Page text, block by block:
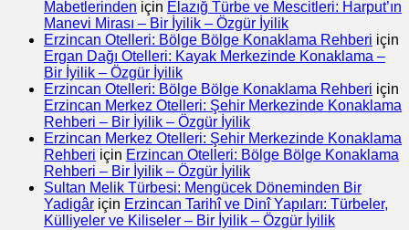
Mabetlerinden için Elazığ Türbe ve Mescitleri: Harput’ın
Manevi Mirası – Bir İyilik – Özgür İyilik
Erzincan Otelleri: Bölge Bölge Konaklama Rehberi için
Ergan Dağı Otelleri: Kayak Merkezinde Konaklama –
Bir İyilik – Özgür İyilik
Erzincan Otelleri: Bölge Bölge Konaklama Rehberi için
Erzincan Merkez Otelleri: Şehir Merkezinde Konaklama
Rehberi – Bir İyilik – Özgür İyilik
Erzincan Merkez Otelleri: Şehir Merkezinde Konaklama
Rehberi için Erzincan Otelleri: Bölge Bölge Konaklama
Rehberi – Bir İyilik – Özgür İyilik
Sultan Melik Türbesi: Mengücek Döneminden Bir
Yadigâr için Erzincan Tarihî ve Dinî Yapıları: Türbeler,
Külliyeler ve Kiliseler – Bir İyilik – Özgür İyilik